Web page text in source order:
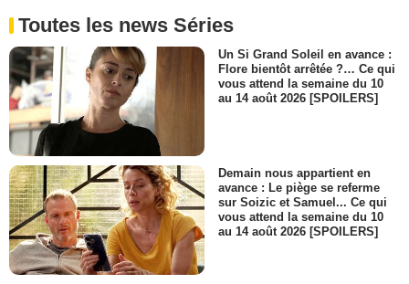
Toutes les news Séries
Un Si Grand Soleil en avance :
Flore bientôt arrêtée ?… Ce qui
vous attend la semaine du 10
au 14 août 2026 [SPOILERS]
Demain nous appartient en
avance : Le piège se referme
sur Soizic et Samuel... Ce qui
vous attend la semaine du 10
au 14 août 2026 [SPOILERS]